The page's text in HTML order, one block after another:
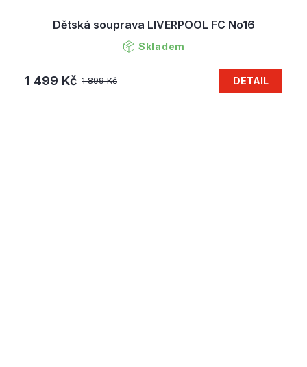
Dětská souprava LIVERPOOL FC No16
Skladem
1 899 Kč
1 499 Kč DETAIL